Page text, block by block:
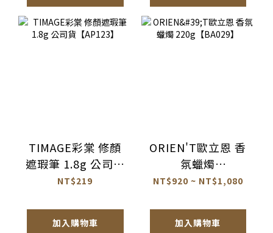
TIMAGE彩棠 修顏
遮瑕筆 1.8g 公司貨
【AP123】
NT$219
加入購物車
ORIEN'T歐立恩 香
氛蠟燭
220g【BA029】
NT$920 ~ NT$1,080
加入購物車